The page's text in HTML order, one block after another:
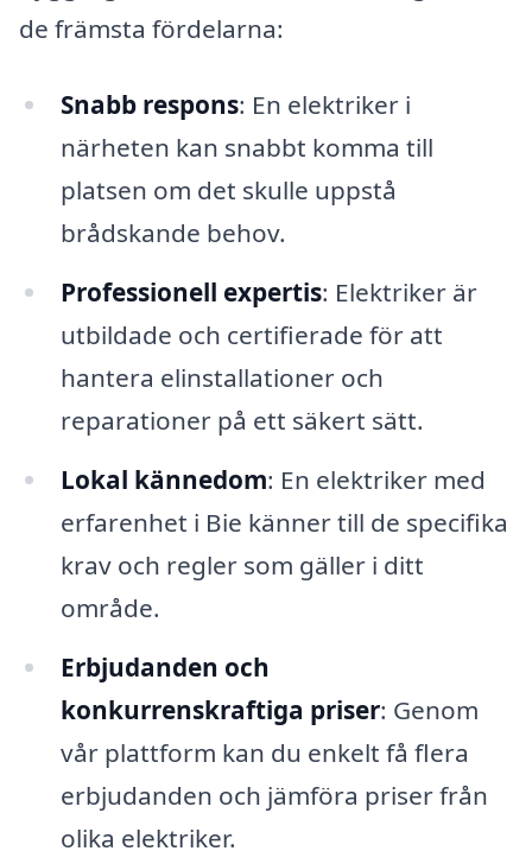
de främsta fördelarna:
Snabb respons: En elektriker i
närheten kan snabbt komma till
platsen om det skulle uppstå
brådskande behov.
Professionell expertis: Elektriker är
utbildade och certifierade för att
hantera elinstallationer och
reparationer på ett säkert sätt.
Lokal kännedom: En elektriker med
erfarenhet i Bie känner till de specifika
krav och regler som gäller i ditt
område.
Erbjudanden och
konkurrenskraftiga priser: Genom
vår plattform kan du enkelt få flera
erbjudanden och jämföra priser från
olika elektriker.